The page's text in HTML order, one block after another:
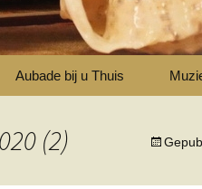
Aubade bij u Thuis
Aubade over de woelige baren
(2)